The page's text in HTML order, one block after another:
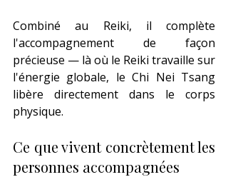
Combiné au Reiki, il complète
l'accompagnement de façon
précieuse — là où le Reiki travaille sur
l'énergie globale, le Chi Nei Tsang
libère directement dans le corps
physique.
Ce que vivent concrètement les
personnes accompagnées